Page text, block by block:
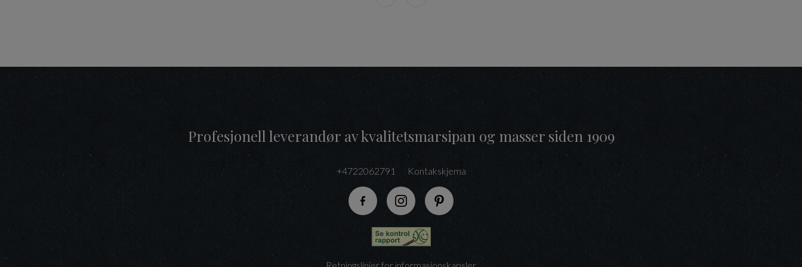
Profesjonell leverandør av kvalitetsmarsipan og masser siden 1909
+4722062791 Kontakskjema
Følg oss på Facebook
Følg oss på Instagram
Følg oss på Pinterest